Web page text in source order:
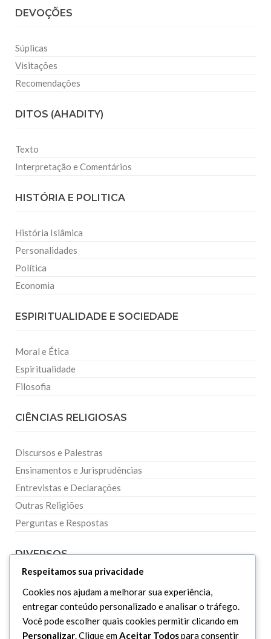
DEVOÇÕES
Súplicas
Visitações
Recomendações
DITOS (AHADITY)
Texto
Interpretação e Comentários
HISTÓRIA E POLITICA
História Islâmica
Personalidades
Política
Economia
ESPIRITUALIDADE E SOCIEDADE
Moral e Ética
Espiritualidade
Filosofia
CIÊNCIAS RELIGIOSAS
Discursos e Palestras
Ensinamentos e Jurisprudências
Entrevistas e Declarações
Outras Religiões
Perguntas e Respostas
DIVERSOS
Curiosidades
Dicionário Islâmico
Downloads
Respeitamos sua privacidade
Cookies nos ajudam a melhorar sua experiência,
entregar conteúdo personalizado e analisar o tráfego.
Você pode escolher quais cookies permitir clicando em
Personalizar. Clique emAceitar Todospara consentir